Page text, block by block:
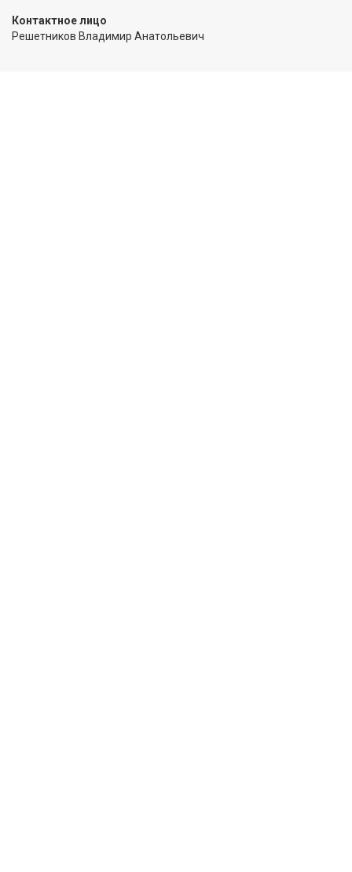
Контактное лицо
Решетников Владимир Анатольевич